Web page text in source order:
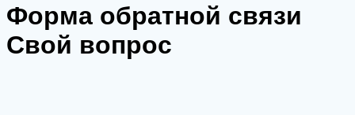
Форма обратной связи
Свой вопрос